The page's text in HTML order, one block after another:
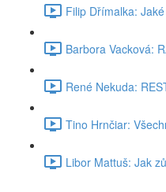
Filip Dřímalka:
Barbora Vacková:
René Nekuda:
Tino Hrnčiar:
Libor Mattuš: Jak